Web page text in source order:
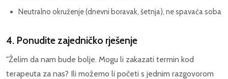
Neutralno okruženje (dnevni boravak, šetnja), ne spavaća soba
4. Ponudite zajedničko rješenje
"Želim da nam bude bolje. Mogu li zakazati termin kod
terapeuta za nas? Ili možemo li početi s jednim razgovorom